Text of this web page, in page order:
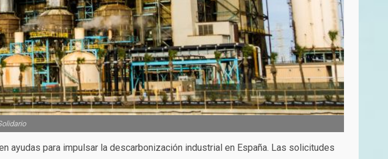
ayudas para impulsar la descarbonización industrial en España. Las solicitudes